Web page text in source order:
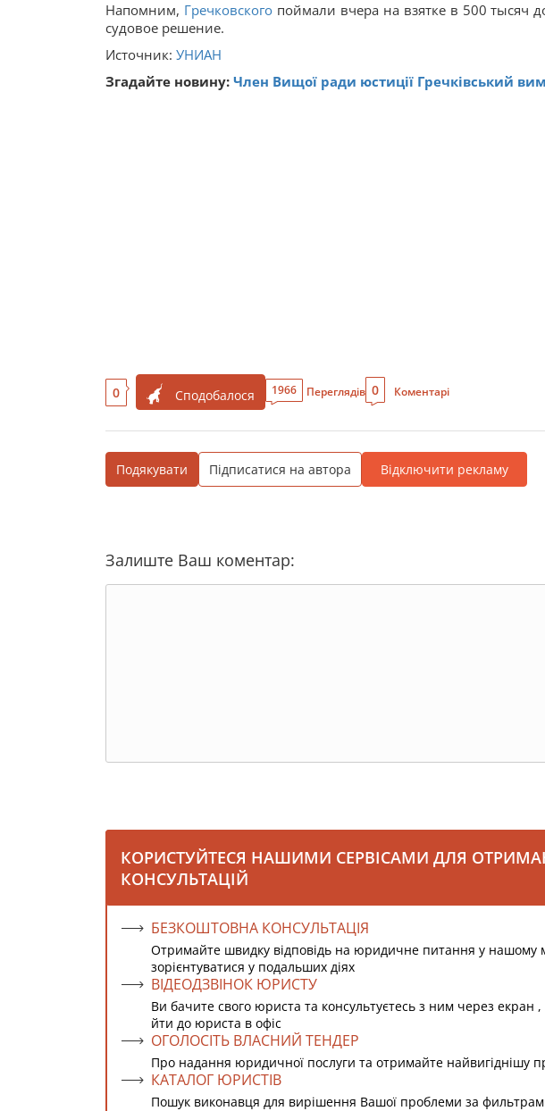
Напомним, Гречковскогопоймали вчера на взятке в 500 тысяч
судовое решение.
Источник: УНИАН
Згадайте новину: Член Вищої ради юстиції Гречківський
0 Сподобалося 1966 Переглядів 0 Коментарі
Подякувати Підписатися на автора Відключити рекламу
Залиште Ваш коментар:
КОРИСТУЙТЕСЯ НАШИМИ СЕРВІСАМИ ДЛЯ
КОНСУЛЬТАЦІЙ
БЕЗКОШТОВНА КОНСУЛЬТАЦІЯ
Отримайте швидку відповідь на юридичне питання у нашому
зорієнтуватися у подальших діях
ВІДЕОДЗВІНОК ЮРИСТУ
Ви бачите свого юриста та консультуєтесь з ним через
йти до юриста в офіс
ОГОЛОСІТЬ ВЛАСНИЙ ТЕНДЕР
Про надання юридичної послуги та отримайте найвигіднішу
КАТАЛОГ ЮРИСТІВ
Пошук виконавця для вирішення Вашої проблеми за